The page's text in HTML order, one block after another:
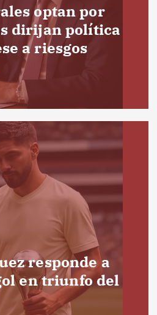
optan por
dirijan política
a riesgos
responde a
en triunfo del